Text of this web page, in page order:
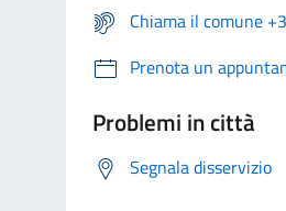
Chiama il comune
Prenota un
Problemi in città
Segnala disservizio